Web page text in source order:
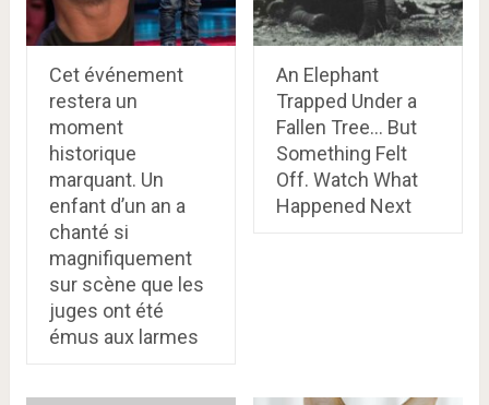
Cet événement
restera un
moment
historique
marquant. Un
enfant d’un an a
chanté si
magnifiquement
sur scène que les
juges ont été
émus aux larmes
An Elephant
Trapped Under a
Fallen Tree… But
Something Felt
Off. Watch What
Happened Next